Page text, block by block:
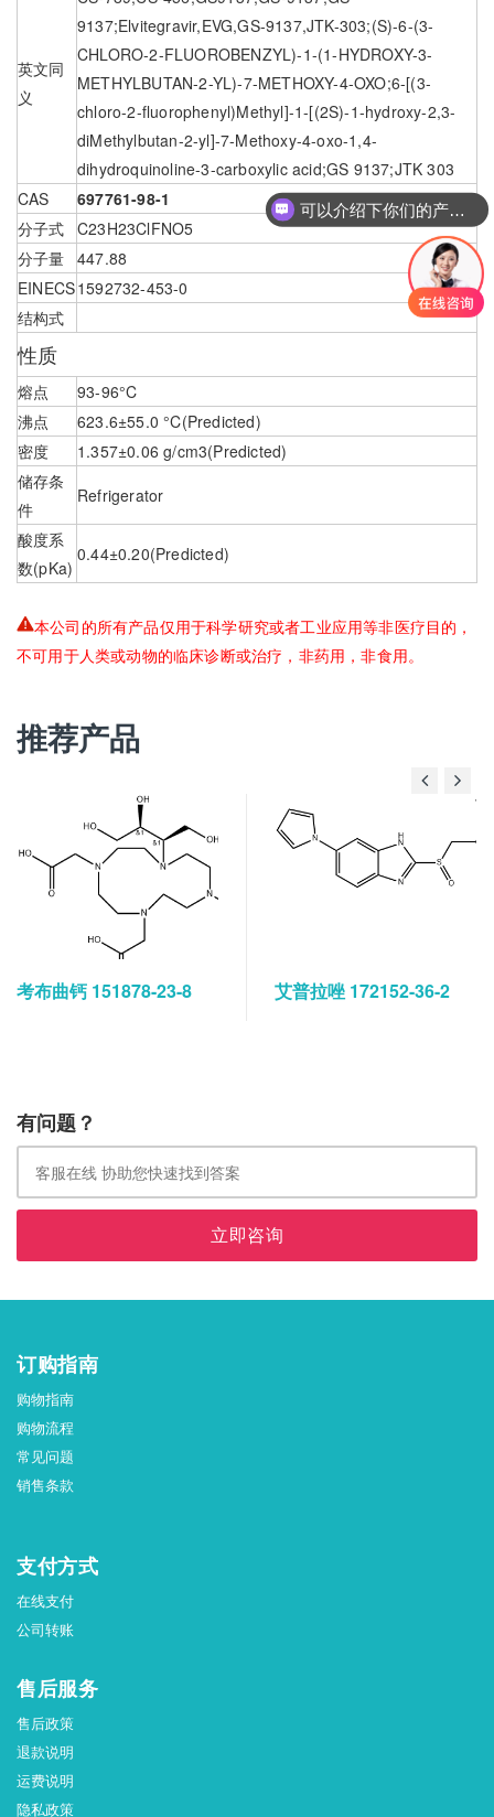
英文同
义
9137;Elvitegravir,EVG,GS-9137,JTK-303;(S)-6-(3-
CHLORO-2-FLUOROBENZYL)-1-(1-HYDROXY-3-
METHYLBUTAN-2-YL)-7-METHOXY-4-OXO;6-[(3-
chloro-2-fluorophenyl)Methyl]-1-[(2S)-1-hydroxy-2,3-
diMethylbutan-2-yl]-7-Methoxy-4-oxo-1,4-
dihydroquinoline-3-carboxylic acid;GS 9137;JTK 303
CAS
697761-98-1
分子式 C23H23ClFNO5
分子量 447.88
EINECS1592732-453-0
结构式
性质
熔点
93-96°C
沸点
623.6±55.0 °C(Predicted)
密度
1.357±0.06 g/cm3(Predicted)
储存条
件
Refrigerator
酸度系
数(pKa)
0.44±0.20(Predicted)
本公司的所有产品仅用于科学研究或者工业应用等非医疗目的，
不可用于人类或动物的临床诊断或治疗，非药用，非食用。
推荐产品
考布曲钙 151878-23-8 艾普拉唑 172152-36-2
有问题？
立即咨询
订购指南
购物指南
购物流程
常见问题
销售条款
支付方式
在线支付
公司转账
售后服务
售后政策
退款说明
运费说明
隐私政策
可以介绍下你们的产品么